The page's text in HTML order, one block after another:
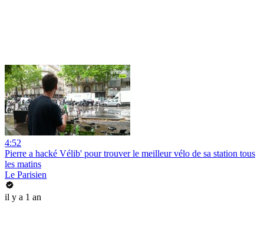
4:52
Pierre a hacké Vélib' pour trouver le meilleur vélo de sa station tous
les matins
Le Parisien
il y a 1 an